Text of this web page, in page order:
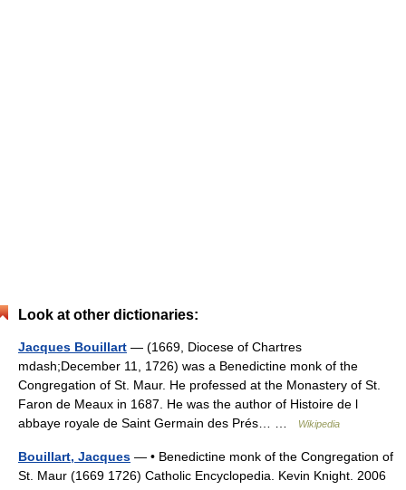
Look at other dictionaries:
Jacques Bouillart — (1669, Diocese of Chartres
mdash;December 11, 1726) was a Benedictine monk of the
Congregation of St. Maur. He professed at the Monastery of St.
Faron de Meaux in 1687. He was the author of Histoire de l
abbaye royale de Saint Germain des Prés… …
Wikipedia
Bouillart, Jacques — • Benedictine monk of the Congregation of
St. Maur (1669 1726) Catholic Encyclopedia. Kevin Knight. 2006